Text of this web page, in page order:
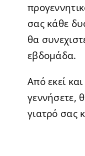
σας κάθε
θα
εβδομάδα.
Από εκεί
γεννήσετε,
γιατρό σας